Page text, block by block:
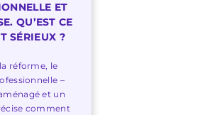
ET
QU’EST CE
SÉRIEUX ?
réforme, le
–
et un
comment